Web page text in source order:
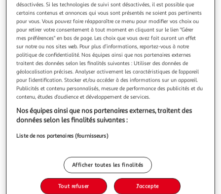
ARTDESIGN
Lot de 12 pinces en bois motif 3cm multicolore
Informations Techniques : Dimensions : L. 3,5 cm Matière :
Bois Spécificités : Pratique & Utile Lot de 12 Pinces A Motifs
Poids : 0,026 kg Couleur : Multicolore
En savoir +
Vendu par Paris Prix
Livr. ou retrait dès 3/4 jours
A partir de 7,99€
Plus d'options
désactivées. Si les technologies de suivi sont désactivées, il est possible que
certains contenus et annonces qui vous sont présentés ne soient pas pertinents
pour vous. Vous pouvez faire réapparaître ce menu pour modifier vos choix ou
pour retirer votre consentement à tout moment en cliquant sur le lien "Gérer
mes préférences" en bas de page. Les choix que vous avez fait auront un effet
sur notre ou nos sites web. Pour plus d’informations, reportez-vous à notre
politique de confidentialité. Nos équipes ainsi que nos partenaires externes
traitent des données selon les finalités suivantes : Utiliser des données de
géolocalisation précises. Analyser activement les caractéristiques de l’appareil
pour l’identification. Stocker et/ou accéder à des informations sur un appareil.
Publicités et contenu personnalisés, mesure de performance des publicités et du
contenu, études d’audience et développement de services.
Nos équipes ainsi que nos partenaires externes, traitent des
données selon les finalités suivantes :
Liste de nos partenaires (fournisseurs)
Afficher toutes les finalités
Tout refuser J'accepte